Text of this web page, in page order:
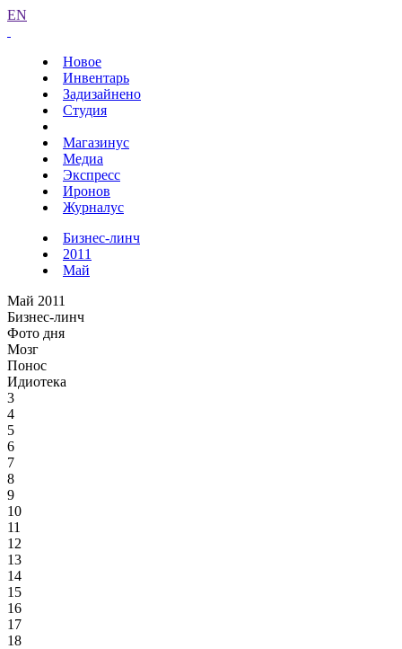
EN
Новое
Инвентарь
Задизайнено
Студия
Магазинус
Медиа
Экспресс
Иронов
Журналус
Бизнес-линч
2011
Май
Май 2011
Бизнес-линч
Фото дня
Мозг
Понос
Идиотека
3
4
5
6
7
8
9
10
11
12
13
14
15
16
17
18